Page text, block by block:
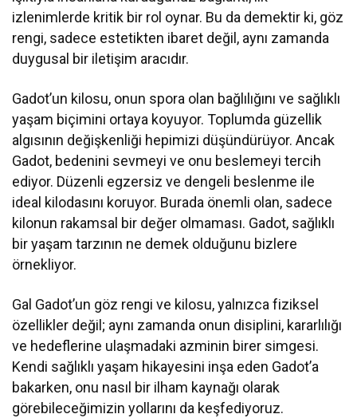
izlenimlerde kritik bir rol oynar. Bu da demektir ki, göz
rengi, sadece estetikten ibaret değil, aynı zamanda
duygusal bir iletişim aracıdır.
Gadot’un kilosu, onun spora olan bağlılığını ve sağlıklı
yaşam biçimini ortaya koyuyor. Toplumda güzellik
algısının değişkenliği hepimizi düşündürüyor. Ancak
Gadot, bedenini sevmeyi ve onu beslemeyi tercih
ediyor. Düzenli egzersiz ve dengeli beslenme ile
ideal kilodasını koruyor. Burada önemli olan, sadece
kilonun rakamsal bir değer olmaması. Gadot, sağlıklı
bir yaşam tarzının ne demek olduğunu bizlere
örnekliyor.
Gal Gadot’un göz rengi ve kilosu, yalnızca fiziksel
özellikler değil; aynı zamanda onun disiplini, kararlılığı
ve hedeflerine ulaşmadaki azminin birer simgesi.
Kendi sağlıklı yaşam hikayesini inşa eden Gadot’a
bakarken, onu nasıl bir ilham kaynağı olarak
görebileceğimizin yollarını da keşfediyoruz.